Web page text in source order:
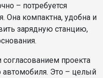
– потребуется
Она компактна, удобна и
зарядную станцию,
проекта
автомобиля. Это – целый